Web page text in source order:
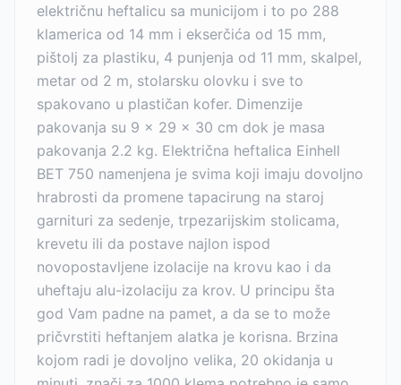
električnu heftalicu sa municijom i to po 288
klamerica od 14 mm i ekserčića od 15 mm,
pištolj za plastiku, 4 punjenja od 11 mm, skalpel,
metar od 2 m, stolarsku olovku i sve to
spakovano u plastičan kofer. Dimenzije
pakovanja su 9 x 29 x 30 cm dok je masa
pakovanja 2.2 kg. Električna heftalica Einhell
BET 750 namenjena je svima koji imaju dovoljno
hrabrosti da promene tapacirung na staroj
garnituri za sedenje, trpezarijskim stolicama,
krevetu ili da postave najlon ispod
novopostavljene izolacije na krovu kao i da
uheftaju alu-izolaciju za krov. U principu šta
god Vam padne na pamet, a da se to može
pričvrstiti heftanjem alatka je korisna. Brzina
kojom radi je dovoljno velika, 20 okidanja u